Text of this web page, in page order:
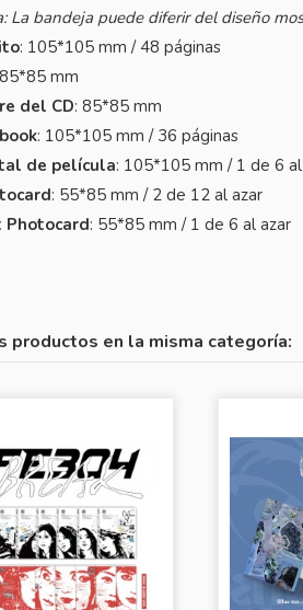
La bandeja puede diferir del diseño
: 105*105 mm / 48 páginas
mm
del CD: 85*85 mm
: 105*105 mm / 36 páginas
de película: 105*105 mm / 1 de 6
: 55*85 mm / 2 de 12 al azar
Photocard: 55*85 mm / 1 de 6 al azar
productos en la misma categoría: